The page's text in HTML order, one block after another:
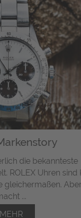
die bekannteste
ROLEX Uhren sind
gleichermaßen.
...
MEHR